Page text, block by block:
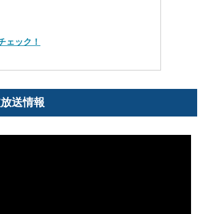
ェック！
送情報